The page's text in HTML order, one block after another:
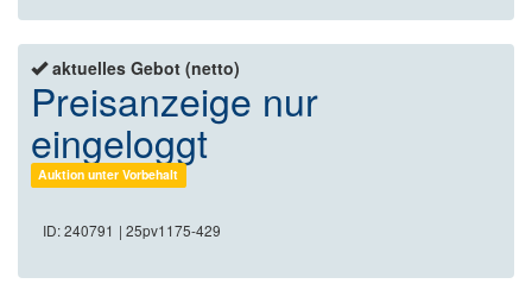
aktuelles Gebot (netto)
Preisanzeige nur
eingeloggt
Auktion unter Vorbehalt
ID: 240791 | 25pv1175-429